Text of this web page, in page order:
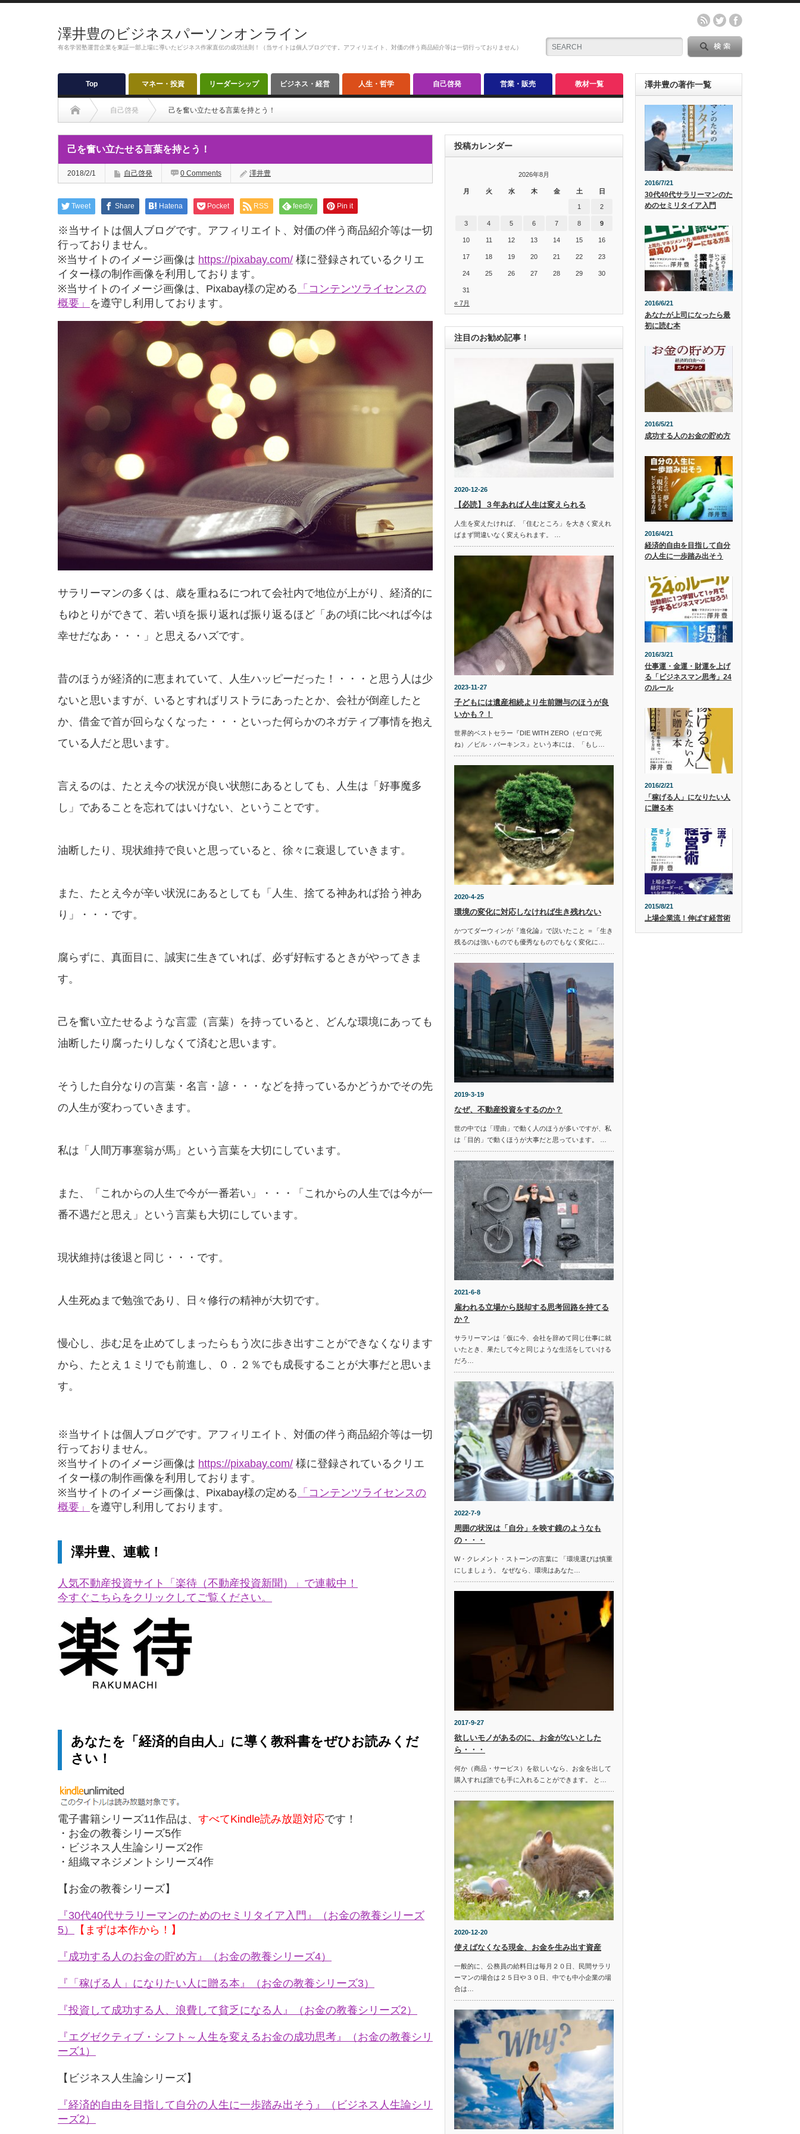
澤井豊のビジネスパーソンオンライン
有名学習塾運営企業を東証一部上場に導いたビジネス作家直伝の成功法則！（当サイトは個人ブログです。アフィリエイト、対価の伴う商品紹介等は一切行っておりません）
Top マネー・投資 リーダーシップ ビジネス・経営 人生・哲学 自己啓発 営業・販売 教材一覧
自己啓発 己を奮い立たせる言葉を持とう！
己を奮い立たせる言葉を持とう！
2018/2/1 自己啓発 0 Comments 澤井豊
Tweet Share Hatena Pocket RSS feedly Pin it
※当サイトは個人ブログです。アフィリエイト、対価の伴う商品紹介等は一切
行っておりません。
※当サイトのイメージ画像は https://pixabay.com/ 様に登録されているクリエ
イター様の制作画像を利用しております。
※当サイトのイメージ画像は、Pixabay様の定める 「コンテンツライセンスの
概要」 を遵守し利用しております。
サラリーマンの多くは、歳を重ねるにつれて会社内で地位が上がり、経済的に
もゆとりができて、若い頃を振り返れば振り返るほど「あの頃に比べれば今は
幸せだなあ・・・」と思えるハズです。
昔のほうが経済的に恵まれていて、人生ハッピーだった！・・・と思う人は少
ないと思いますが、いるとすればリストラにあったとか、会社が倒産したと
か、借金で首が回らなくなった・・・といった何らかのネガティブ事情を抱え
ている人だと思います。
言えるのは、たとえ今の状況が良い状態にあるとしても、人生は「好事魔多
し」であることを忘れてはいけない、ということです。
油断したり、現状維持で良いと思っていると、徐々に衰退していきます。
また、たとえ今が辛い状況にあるとしても「人生、捨てる神あれば拾う神あ
り」・・・です。
腐らずに、真面目に、誠実に生きていれば、必ず好転するときがやってきま
す。
己を奮い立たせるような言霊（言葉）を持っていると、どんな環境にあっても
油断したり腐ったりしなくて済むと思います。
そうした自分なりの言葉・名言・諺・・・などを持っているかどうかでその先
の人生が変わっていきます。
私は「人間万事塞翁が馬」という言葉を大切にしています。
また、「これからの人生で今が一番若い」・・・「これからの人生では今が一
番不遇だと思え」という言葉も大切にしています。
現状維持は後退と同じ・・・です。
人生死ぬまで勉強であり、日々修行の精神が大切です。
慢心し、歩む足を止めてしまったらもう次に歩き出すことができなくなります
から、たとえ１ミリでも前進し、０．２％でも成長することが大事だと思いま
す。
※当サイトは個人ブログです。アフィリエイト、対価の伴う商品紹介等は一切
行っておりません。
※当サイトのイメージ画像は https://pixabay.com/ 様に登録されているクリエ
イター様の制作画像を利用しております。
※当サイトのイメージ画像は、Pixabay様の定める 「コンテンツライセンスの
概要」 を遵守し利用しております。
澤井豊、連載！
人気不動産投資サイト「楽待（不動産投資新聞）」で連載中！
今すぐこちらをクリックしてご覧ください。
あなたを「経済的自由人」に導く教科書をぜひお読みくだ
さい！
電子書籍シリーズ11作品は、 すべてKindle読み放題対応です！
・お金の教養シリーズ5作
・ビジネス人生論シリーズ2作
・組織マネジメントシリーズ4作
【お金の教養シリーズ】
『30代40代サラリーマンのためのセミリタイア入門』（お金の教養シリーズ
5）
【まずは本作から！】
『成功する人のお金の貯め方』（お金の教養シリーズ4）
『「稼げる人」になりたい人に贈る本』（お金の教養シリーズ3）
『投資して成功する人、浪費して貧乏になる人』（お金の教養シリーズ2）
『エグゼクティブ・シフト～人生を変えるお金の成功思考』（お金の教養シリ
ーズ1）
【ビジネス人生論シリーズ】
『経済的自由を目指して自分の人生に一歩踏み出そう』（ビジネス人生論シリ
ーズ2）
投稿カレンダー
2026年8月
月 火 水 木 金 土 日
1 2
3 4 5 6 7 8 9
10 11 12 13 14 15 16
17 18 19 20 21 22 23
24 25 26 27 28 29 30
31
« 7月
注目のお勧め記事！
2020-12-26
【必読】３年あれば人生は変えられる
人生を変えたければ、「住むところ」を大きく変えれ
ばまず間違いなく変えられます。 …
2023-11-27
子どもには遺産相続より生前贈与のほうが良
いかも？！
世界的ベストセラー『DIE WITH ZERO（ゼロで死
ね）／ビル・パーキンス』という本には、「もし…
2020-4-25
環境の変化に対応しなければ生き残れない
かつてダーウィンが『進化論』で説いたこと ＝「生き
残るのは強いものでも優秀なものでもなく変化に…
2019-3-19
なぜ、不動産投資をするのか？
世の中では「理由」で動く人のほうが多いですが、私
は「目的」で動くほうが大事だと思っています。 …
2021-6-8
雇われる立場から脱却する思考回路を持てる
か？
サラリーマンは「仮に今、会社を辞めて同じ仕事に就
いたとき、果たして今と同じような生活をしていける
だろ…
2022-7-9
周囲の状況は「自分」を映す鏡のようなも
の・・・
W・クレメント・ストーンの言葉に 「環境選びは慎重
にしましょう。 なぜなら、環境はあなた…
2017-9-27
欲しいモノがあるのに、お金がないとした
ら・・・
何か（商品・サービス）を欲しいなら、お金を出して
購入すれば誰でも手に入れることができます。 と…
2020-12-20
使えばなくなる現金、お金を生み出す資産
一般的に、公務員の給料日は毎月２０日、民間サラリ
ーマンの場合は２５日や３０日、中でも中小企業の場
合は…
澤井豊の著作一覧
2016/7/21
30代40代サラリーマンのた
めのセミリタイア入門
2016/6/21
あなたが上司になったら最
初に読む本
2016/5/21
成功する人のお金の貯め方
2016/4/21
経済的自由を目指して自分
の人生に一歩踏み出そう
2016/3/21
仕事運・金運・財運を上げ
る「ビジネスマン思考」24
のルール
2016/2/21
「稼げる人」になりたい人
に贈る本
2015/8/21
上場企業流！伸ばす経営術